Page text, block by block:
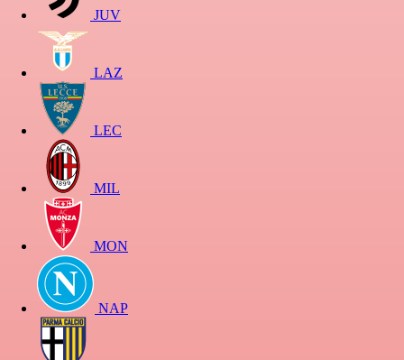
JUV
LAZ
LEC
MIL
MON
NAP